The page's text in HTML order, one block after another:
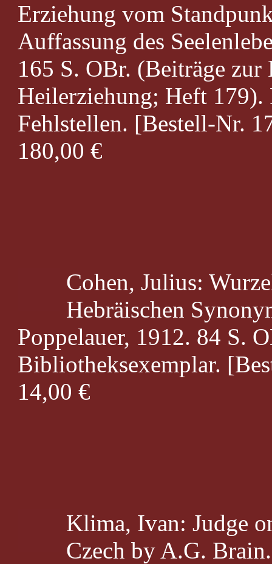
Erziehung vom
Auffassung des
165 S. OBr. (Beiträge
Heilerziehung; Heft 179).
Fehlstellen. [Bestell-Nr.
180,00 €
Cohen, Julius:
Hebräischen
Poppelauer, 1912. 84 S.
Bibliotheksexemplar.
14,00 €
Klima, Ivan: Judge
Czech by A.G.